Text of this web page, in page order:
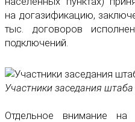
на догазификацию,
тыс. договоров
подключений.
Участники заседания штаба
Отдельное внимание